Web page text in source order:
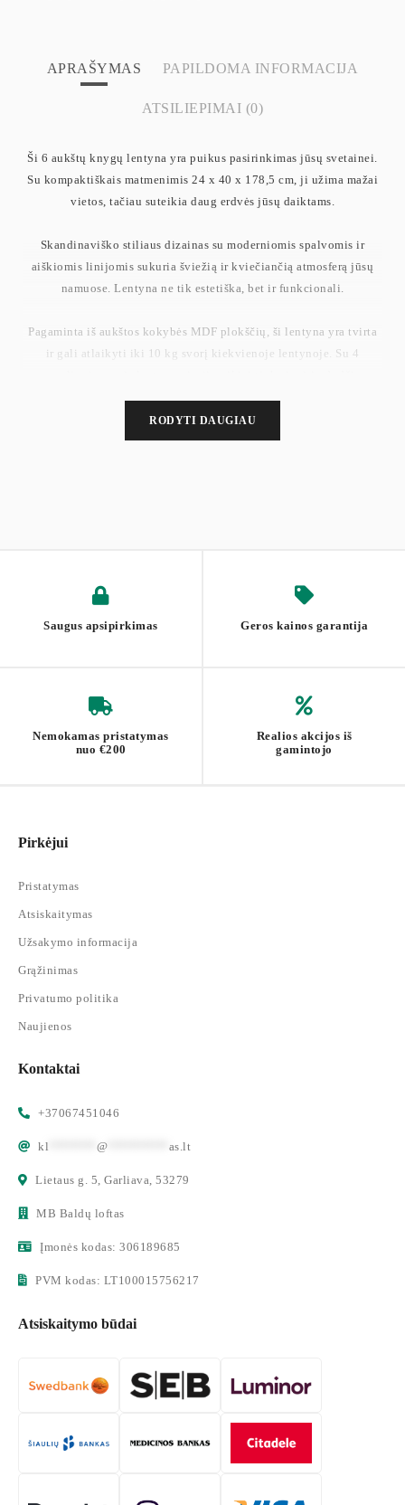
APRAŠYMAS PAPILDOMA INFORMACIJA
ATSILIEPIMAI (0)
Ši 6 aukštų knygų lentyna yra puikus pasirinkimas jūsų svetainei.
Su kompaktiškais matmenimis 24 x 40 x 178,5 cm, ji užima mažai
vietos, tačiau suteikia daug erdvės jūsų daiktams.
Skandinaviško stiliaus dizainas su moderniomis spalvomis ir
aiškiomis linijomis sukuria šviežią ir kviečiančią atmosferą jūsų
namuose. Lentyna ne tik estetiška, bet ir funkcionali.
Pagaminta iš aukštos kokybės MDF plokščių, ši lentyna yra tvirta
ir gali atlaikyti iki 10 kg svorį kiekvienoje lentynoje. Su 4
Montavimas yra paprastas ir greitas, o aiškios instrukcijos padės
RODYTI DAUGIAU
Saugus apsipirkimas Geros kainos garantija
Nemokamas pristatymas
nuo €200
Realios akcijos iš
gamintojo
Pirkėjui
Pristatymas
Atsiskaitymas
Užsakymo informacija
Grąžinimas
Privatumo politika
Naujienos
Kontaktai
+37067451046
kl @ as.lt
Lietaus g. 5, Garliava, 53279
MB Baldų loftas
Įmonės kodas: 306189685
PVM kodas: LT100015756217
Atsiskaitymo būdai